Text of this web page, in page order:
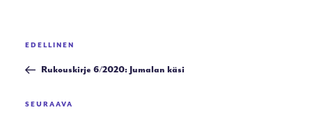
Edellinen
artikkeli
EDELLINEN
Rukouskirje 6/2020: Jumalan käsi
Seuraava
SEURAAVA